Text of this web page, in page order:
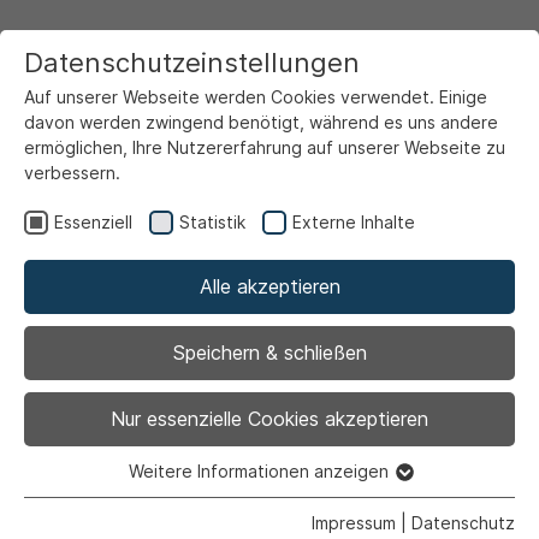
Klangvielfalt mit
Charme
Datenschutzeinstellungen
Auf unserer Webseite werden Cookies verwendet. Einige
davon werden zwingend benötigt, während es uns andere
ermöglichen, Ihre Nutzererfahrung auf unserer Webseite zu
verbessern.
Essenziell Statistik Externe Inhalte
Alle akzeptieren
Speichern & schließen
Nur essenzielle Cookies akzeptieren
Essenzielle Cookies werden für grundlegende Funktionen
Weitere Informationen anzeigen
Impressum Datenschutz